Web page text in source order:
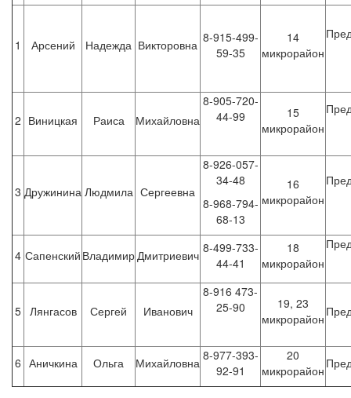
1 Арсений Надежда Викторовна 8-915-499-
59-35
14
микрорайон
2 Виницкая Раиса Михайловна
8-905-720-
44-99
15
микрорайон
3 Дружинина Людмила Сергеевна
8-926-057-
34-48
8-968-794-
68-13
16
микрорайон
4 Сапенский ВладимирДмитриевич 8-499-733-
44-41
18
микрорайон
5 Лянгасов Сергей Иванович
8-916 473-
25-90
19, 23
микрорайон
6 Аничкина Ольга Михайловна 8-977-393-
92-91
20
микрорайон